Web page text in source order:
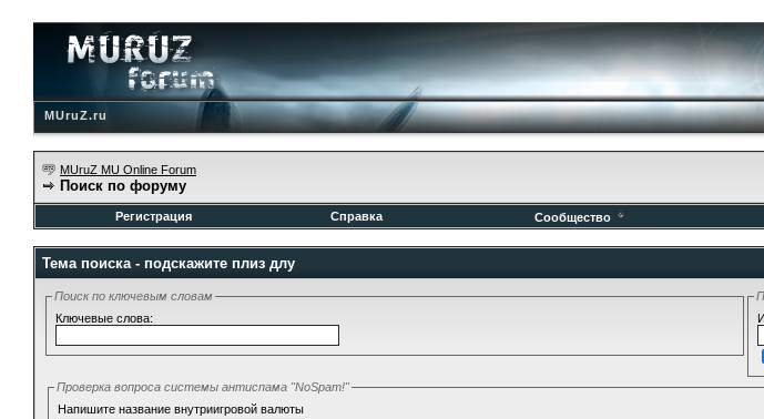
MUruZ.ru
MUruZ MU Online Forum
Поиск по форуму
Регистрация
Справка Сообщество
Тема поиска - подскажите плиз длу
Поиск по ключевым словам
Ключевые слова:
Проверка вопроса системы антиспама "NoSpam!"
Напишите название внутриигровой валюты